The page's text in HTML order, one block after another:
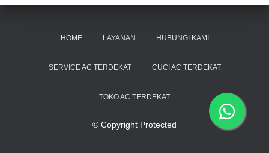
HOME LAYANAN HUBUNGI KAMI
SERVICE AC TERDEKAT CUCI AC TERDEKAT
TOKO AC TERDEKAT
© Copyright Protected